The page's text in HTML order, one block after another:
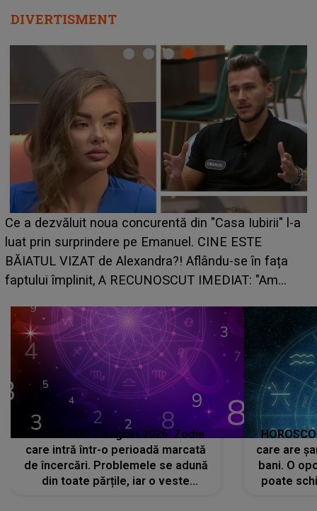
DIVERTISMENT
Ce a dezvăluit noua concurentă din "Casa Iubirii" l-a
luat prin surprindere pe Emanuel. CINE ESTE
BĂIATUL VIZAT de Alexandra?! Aflându-se în fața
faptului împlinit, A RECUNOSCUT IMEDIAT: "Am
HOROSCOP 7 august 2026. Zodia
care intră într-o perioadă marcată
de încercări. Problemele se adună
din toate părțile, iar o veste
care are
bani. O
poate